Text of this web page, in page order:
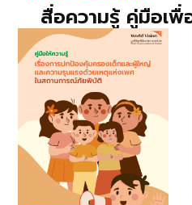
สื่อความรู้ คู่มือเ